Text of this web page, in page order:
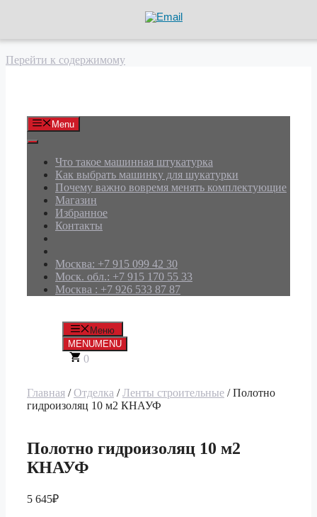
Перейти к содержимому
Menu
Что такое машинная штукатурка
Как выбрать машинку для шукатурки
Почему важно вовремя менять комплектующие
Магазин
Избранное
Контакты
Москва: +7 915 099 42 30
Моск. обл.: +7 915 170 55 33
Москва : +7 926 533 87 87
Меню
MENUMENU
0
Главная /Отделка /Ленты строительные / Полотно
гидроизоляц 10 м2 КНАУФ
Полотно гидроизоляц 10 м2
КНАУФ
5 645₽